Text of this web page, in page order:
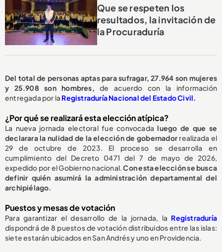
Que se respeten los
resultados, la invitación de
la Procuraduría
Del total de personas aptas para sufragar, 27.964 son mujeres
y 25.908 son hombres, de acuerdo con la información
entregada por la Registraduría Nacional del Estado Civil.
¿Por qué se realizará esta elección atípica?
La nueva jornada electoral fue convocadaluego de que se
declarara la nulidad de la elección de gobernador realizada el
29 de octubre de 2023. El proceso se desarrolla en
cumplimiento del Decreto 0471 del 7 de mayo de 2026,
expedido por el Gobierno nacional.Con esta elección se busca
definir quién asumirá la administración departamental del
archipiélago.
Puestos y mesas de votación
Para garantizar el desarrollo de la jornada, la Registraduría
dispondrá de 8 puestos de votación distribuidos entre las islas:
siete estarán ubicados en San Andrés y uno en Providencia.